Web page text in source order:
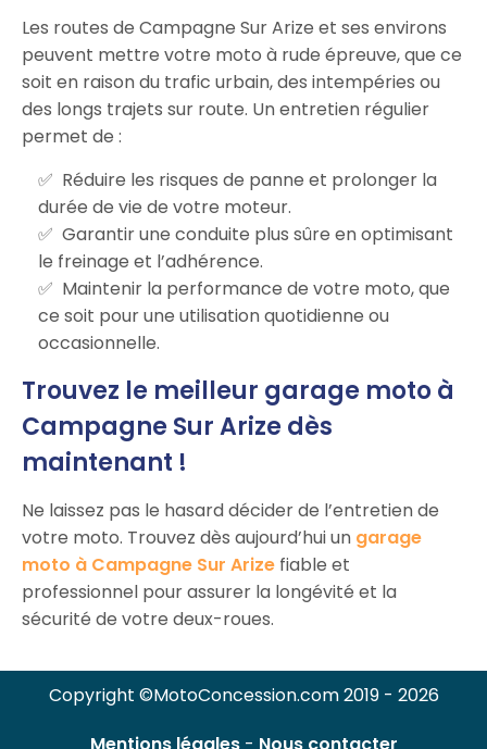
Les routes de Campagne Sur Arize et ses environs
peuvent mettre votre moto à rude épreuve, que ce
soit en raison du trafic urbain, des intempéries ou
des longs trajets sur route. Un entretien régulier
permet de :
Réduire les risques de panne et prolonger la
durée de vie de votre moteur.
Garantir une conduite plus sûre en optimisant
le freinage et l’adhérence.
Maintenir la performance de votre moto, que
ce soit pour une utilisation quotidienne ou
occasionnelle.
Trouvez le meilleur garage moto à
Campagne Sur Arize dès
maintenant !
Ne laissez pas le hasard décider de l’entretien de
votre moto. Trouvez dès aujourd’hui un garage
moto à Campagne Sur Arize fiable et
professionnel pour assurer la longévité et la
sécurité de votre deux-roues.
Copyright ©MotoConcession.com 2019 - 2026